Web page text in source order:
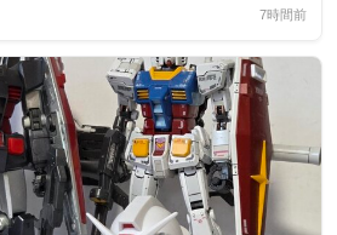
7時間前